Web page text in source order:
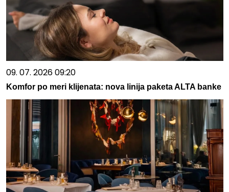
09. 07. 2026 09:20
Komfor po meri klijenata: nova linija paketa ALTA banke